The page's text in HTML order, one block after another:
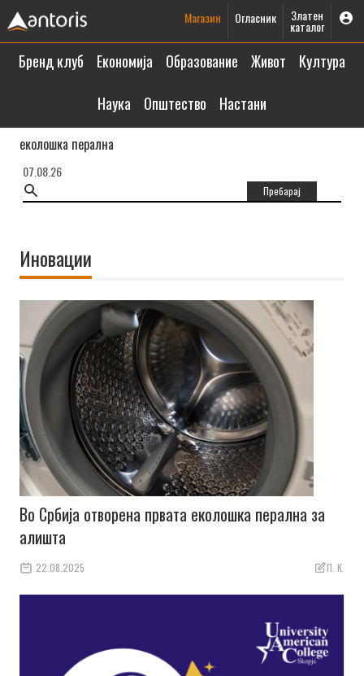
Магазин Огласник Златен
каталог
Бренд клуб Економија Образование Живот
Култура
Наука
Општество Настани
еколошка перална
07.08.26
Иновации
Во Србија отворена првата еколошка перална за
алишта
22.08.2025 П. К.